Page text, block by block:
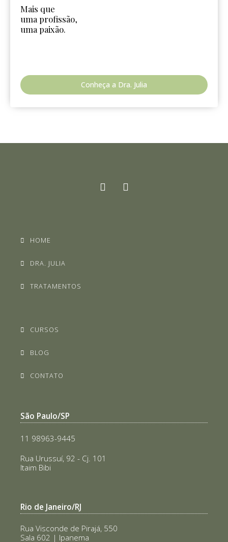
Mais que
uma profissão,
uma paixão.
Conheça a Dra. Julia
HOME
DRA. JULIA
TRATAMENTOS
CURSOS
BLOG
CONTATO
São Paulo/SP
11 98963-9445
Rua Urussuí, 92 - Cj. 101
Itaim Bibi
Rio de Janeiro/RJ
Rua Visconde de Pirajá, 550
Sala 602 | Ipanema